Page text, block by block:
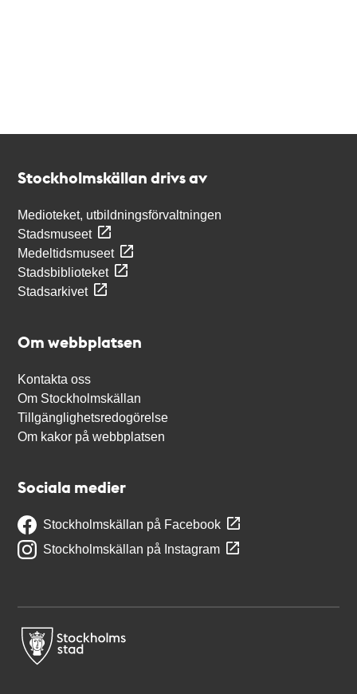
Stockholmskällan drivs av
Medioteket, utbildningsförvaltningen
Stadsmuseet
Medeltidsmuseet
Stadsbiblioteket
Stadsarkivet
Om webbplatsen
Kontakta oss
Om Stockholmskällan
Tillgänglighetsredogörelse
Om kakor på webbplatsen
Sociala medier
Stockholmskällan på Facebook
Stockholmskällan på Instagram